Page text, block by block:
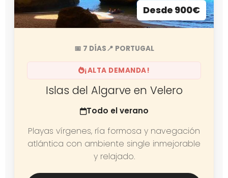
Desde 900€
📅 7 DÍAS📍 PORTUGAL
¡ALTA DEMANDA!
Islas del Algarve en Velero
Todo el verano
Playas vírgenes, ría formosa y navegación
atlántica con ambiente single inmejorable
y relajado.